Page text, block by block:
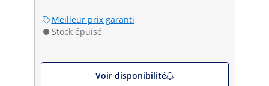
Meilleur prix garanti
Stock épuisé
Voir disponibilité